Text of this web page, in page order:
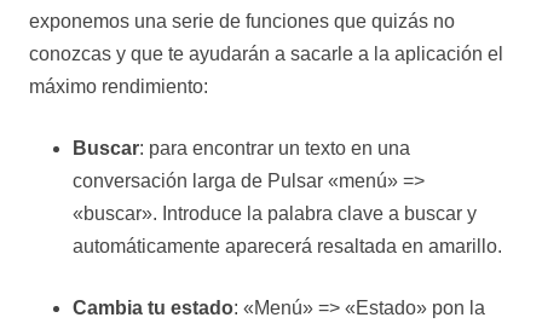
exponemos una serie de funciones que quizás no
conozcas y que te ayudarán a sacarle a la aplicación el
máximo rendimiento:
Buscar: para encontrar un texto en una
conversación larga de Pulsar «menú» =>
«buscar». Introduce la palabra clave a buscar y
automáticamente aparecerá resaltada en amarillo.
Cambia tu estado: «Menú» => «Estado» pon la